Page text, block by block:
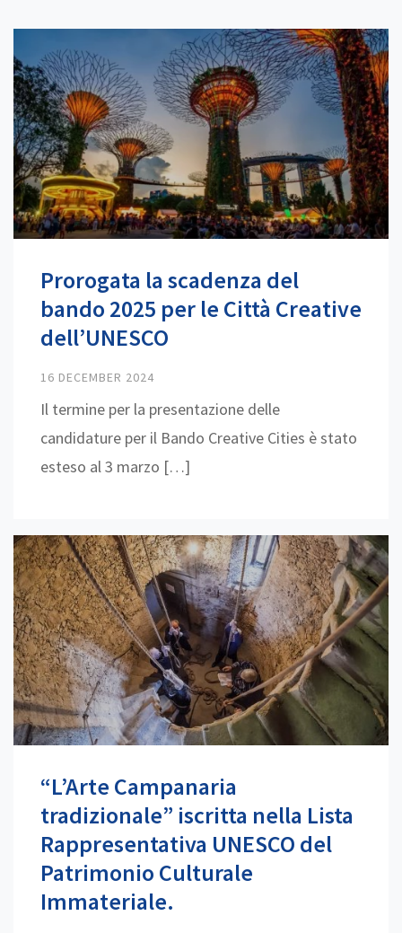
Prorogata la scadenza del
bando 2025 per le Città Creative
dell’UNESCO
16 DECEMBER 2024
Il termine per la presentazione delle
candidature per il Bando Creative Cities è stato
esteso al 3 marzo […]
“L’Arte Campanaria
tradizionale” iscritta nella Lista
Rappresentativa UNESCO del
Patrimonio Culturale
Immateriale.